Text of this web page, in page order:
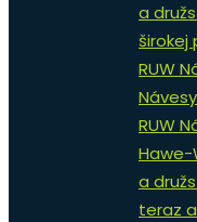
a
širokej
RUW
RUW
a
teraz